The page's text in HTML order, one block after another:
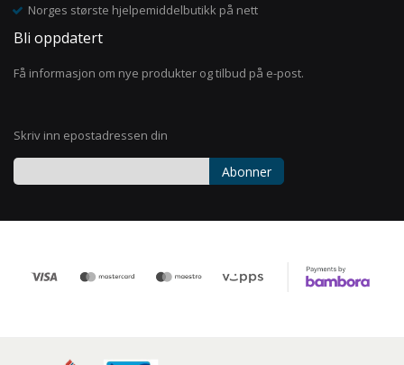
Norges største hjelpemiddelbutikk på nett
Bli oppdatert
Få informasjon om nye produkter og tilbud på e-post.
Skriv inn epostadressen din
nyhetsbrev:
Abonner